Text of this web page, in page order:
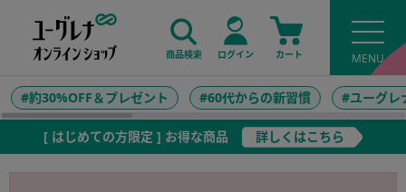
ログイン
商品検索 カート
[ はじめての方限定 ] お得な商品 詳しくはこちら
#約30%OFF＆プレゼント #60代からの新習慣 #ユーグレ